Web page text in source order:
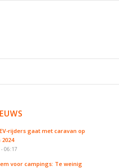
rijders gaat met caravan op
06:17
voor campings: Te weinig